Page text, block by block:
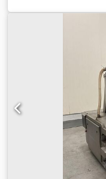
Utrustad med